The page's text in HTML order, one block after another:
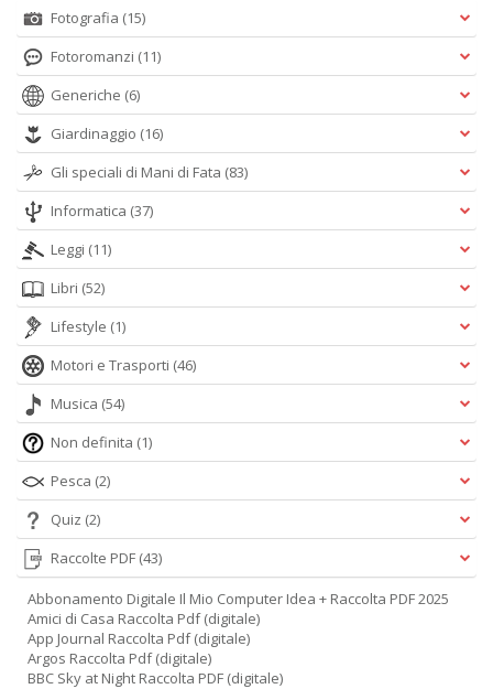
Fotografia (15)
Fotoromanzi (11)
Generiche (6)
Giardinaggio (16)
Gli speciali di Mani di Fata (83)
Informatica (37)
Leggi (11)
Libri (52)
Lifestyle (1)
Motori e Trasporti (46)
Musica (54)
Non definita (1)
Pesca (2)
Quiz (2)
Raccolte PDF (43)
Abbonamento Digitale Il Mio Computer Idea + Raccolta PDF 2025
Amici di Casa Raccolta Pdf (digitale)
App Journal Raccolta Pdf (digitale)
Argos Raccolta Pdf (digitale)
BBC Sky at Night Raccolta PDF (digitale)